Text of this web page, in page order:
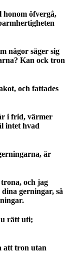
honom öfvergå,
någor säger sig
Kan ock tron
och fattades
i frid, värmer
intet hvad
är
och jag
gerningar, så
rätt uti;
att tron utan